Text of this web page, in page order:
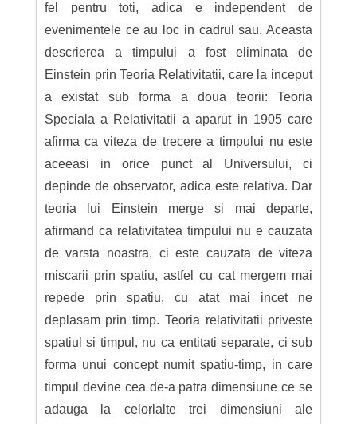
fel pentru toti, adica e independent de
evenimentele ce au loc in cadrul sau. Aceasta
descrierea a timpului a fost eliminata de
Einstein prin Teoria Relativitatii, care la inceput
a existat sub forma a doua teorii: Teoria
Speciala a Relativitatii a aparut in 1905 care
afirma ca viteza de trecere a timpului nu este
aceeasi in orice punct al Universului, ci
depinde de observator, adica este relativa. Dar
teoria lui Einstein merge si mai departe,
afirmand ca relativitatea timpului nu e cauzata
de varsta noastra, ci este cauzata de viteza
miscarii prin spatiu, astfel cu cat mergem mai
repede prin spatiu, cu atat mai incet ne
deplasam prin timp. Teoria relativitatii priveste
spatiul si timpul, nu ca entitati separate, ci sub
forma unui concept numit spatiu-timp, in care
timpul devine cea de-a patra dimensiune ce se
adauga la celorlalte trei dimensiuni ale